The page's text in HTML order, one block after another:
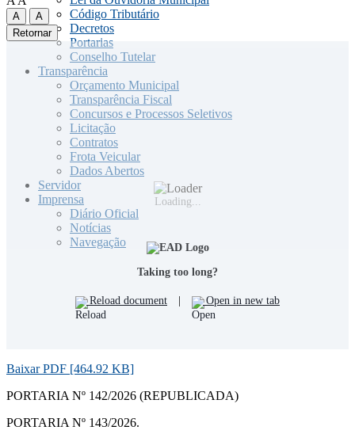
Código Tributário
Decretos
Portarias
Conselho Tutelar
Transparência
Orçamento Municipal
Transparência Fiscal
Concursos e Processos Seletivos
Licitação
Contratos
Frota Veicular
Dados Abertos
Servidor
Imprensa
Diário Oficial
Notícias
Navegação
A
A
Retornar
Loading...
Taking too long?
Reload document | Open in new tab
Baixar PDF [464.92 KB]
PORTARIA Nº 142/2026 (REPUBLICADA)
PORTARIA Nº 143/2026.